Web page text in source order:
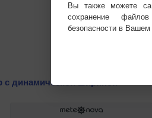
динамической шириной
Вы также можете
сохранение
безопасности в Вашем